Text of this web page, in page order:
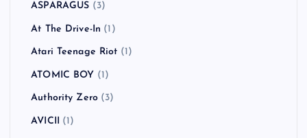
ASPARAGUS (3)
At The Drive-In (1)
Atari Teenage Riot (1)
ATOMIC BOY (1)
Authority Zero (3)
AVICII (1)